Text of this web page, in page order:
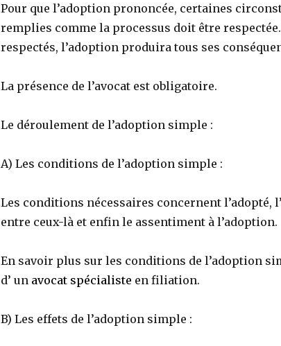
Pour que l’adoption prononcée, certaines
remplies comme la processus doit être
respectés, l’adoption produira tous ses
La présence de l’avocat est obligatoire.
Le déroulement de l’adoption simple :
A) Les conditions de l’adoption simple :
Les conditions nécessaires concernent l’adopté,
entre ceux-là et enfin le assentiment à l’adoption.
En savoir plus sur les conditions de l’adoption
d’ un avocat spécialiste en filiation.
B) Les effets de l’adoption simple :